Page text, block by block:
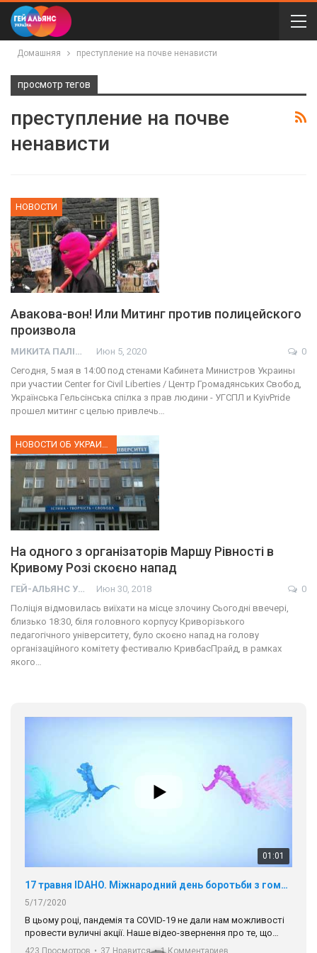
Домашняя преступление на почве ненависти
просмотр тегов
преступление на почве
ненависти
НОВОСТИ
Авакова-вон! Или Митинг против полицейского
произвола
МИКИТА ПАЛІЙ Июн 5, 2020
0
Сегодня, 5 мая в 14:00 под стенами Кабинета Министров Украины
при участии Center for Civil Liberties / Центр Громадянських Свобод,
Українська Гельсінська спілка з прав людини - УГСПЛ и KyivPride
прошел митинг с целью привлечь…
НОВОСТИ ОБ УКРАИНЕ
На одного з організаторів Маршу Рівності в
Кривому Розі скоєно напад
ГЕЙ-АЛЬЯНС УКРАИНА Июн 30, 2018
0
Поліція відмовилась виїхати на місце злочину Сьогодні ввечері,
близько 18:30, біля головного корпусу Криворізького
педагогічного університету, було скоєно напад на голову
організаційного комітету фестивалю КривбасПрайд, в рамках
якого…
01:01
17 травня IDAHO. Міжнародний день боротьби з гомофобією трансфобією і біфобія.
5/17/2020
В цьому році, пандемія та COVІD-19 не дали нам можливості
провести вуличні акції. Наше відео-звернення про те, що
навіть коли ми у різних містах та не можемо зустрінеться, ми
423 Просмотров • 37 Нравится • 1 Комментариев